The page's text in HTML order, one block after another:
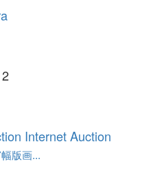
Internet Auction
版画...